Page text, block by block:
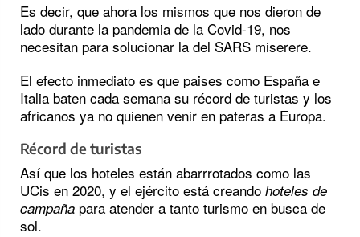
Es decir, que ahora los mismos que nos dieron de
lado durante la pandemia de la Covid-19, nos
necesitan para solucionar la del SARS miserere.
El efecto inmediato es que paises como España e
Italia baten cada semana su récord de turistas y los
africanos ya no quienen venir en pateras a Europa.
Récord de turistas
Así que los hoteles están abarrrotados como las
UCis en 2020, y el ejército está creando hoteles de
campaña para atender a tanto turismo en busca de
sol.